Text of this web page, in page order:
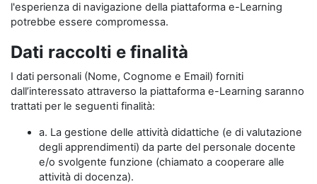
l'esperienza di navigazione della piattaforma e-Learning
potrebbe essere compromessa.
Dati raccolti e finalità
I dati personali (Nome, Cognome e Email) forniti
dall’interessato attraverso la piattaforma e-Learning saranno
trattati per le seguenti finalità:
a. La gestione delle attività didattiche (e di valutazione
degli apprendimenti) da parte del personale docente
e/o svolgente funzione (chiamato a cooperare alle
attività di docenza).